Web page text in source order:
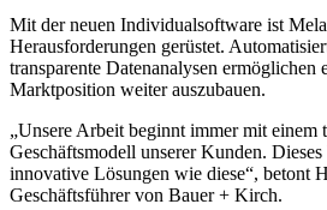
Mit der neuen Individualsoftware ist
Herausforderungen gerüstet.
transparente Datenanalysen ermöglichen
Marktposition weiter auszubauen.
„Unsere Arbeit beginnt immer mit einem
Geschäftsmodell unserer Kunden.
innovative Lösungen wie diese“, betont
Geschäftsführer von Bauer + Kirch.